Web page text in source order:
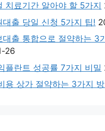
치료기간 알아야 할 5가지
대출 당일 신청 5가지 팁!
대출 통합으로 절약하는 3
26
플란트 성공률 7가지 비밀
용 상가 절약하는 3가지